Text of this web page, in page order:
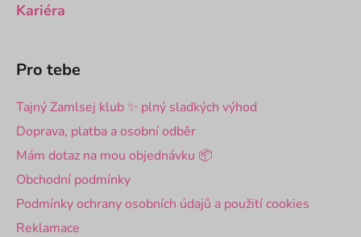
Kariéra
Pro tebe
Tajný Zamlsej klub ✨ plný sladkých výhod
Doprava, platba a osobní odběr
Mám dotaz na mou objednávku 📦
Obchodní podmínky
Podmínky ochrany osobních údajů a použití cookies
Reklamace